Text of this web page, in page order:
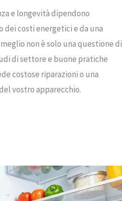
e longevità dipendono
dei costi energetici e da una
non è solo una questione di
di settore e buone pratiche
costose riparazioni o una
vostro apparecchio.